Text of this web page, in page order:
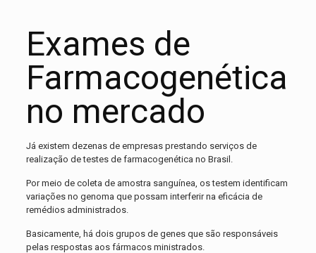
Exames de
Farmacogenética
no mercado
Já existem dezenas de empresas prestando serviços de
realização de testes de farmacogenética no Brasil.
Por meio de coleta de amostra sanguínea, os testem identificam
variações no genoma que possam interferir na eficácia de
remédios administrados.
Basicamente, há dois grupos de genes que são responsáveis
pelas respostas aos fármacos ministrados.